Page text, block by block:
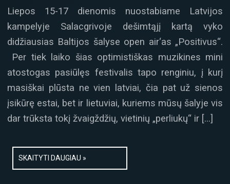
Liepos 15-17 dienomis nuostabiame Latvijos
kampelyje Salacgrivoje dešimtąjį kartą vyko
didžiausias Baltijos šalyse open air‘as „Positivus“.
Per tiek laiko šias optimistiškas muzikines mini
atostogas pasiūlęs festivalis tapo renginiu, į kurį
masiškai plūsta ne vien latviai, čia pat už sienos
įsikūrę estai, bet ir lietuviai, kuriems mūsų šalyje vis
dar trūksta tokį žvaigždžių, vietinių „perliukų“ ir […]
SKAITYTI DAUGIAU »